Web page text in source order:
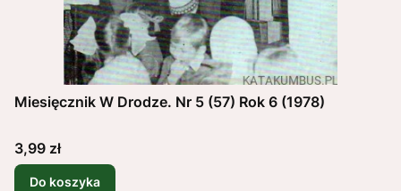
Miesięcznik W Drodze. Nr 5 (57) Rok 6 (1978)
Cena
3,99 zł
Do koszyka